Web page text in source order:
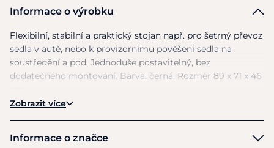
Informace o výrobku
Flexibilní, stabilní a praktický stojan např. pro šetrný převoz
sedla v autě, nebo k provizornímu pověšení sedla na
soustředění a pod. Jednoduše postavitelný, bez
dodatečného montování. Barva: černá. Rozměr 89 x 71 x 46
Zobrazit více
Informace o značce